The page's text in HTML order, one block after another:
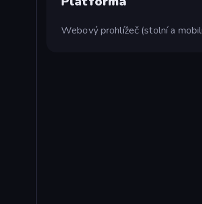
Webový prohlížeč (stolní a